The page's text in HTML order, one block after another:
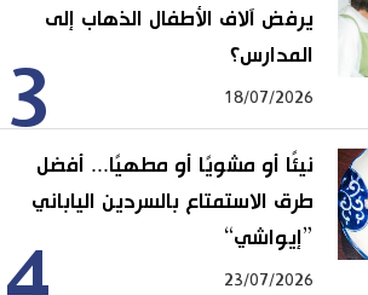
3
يرفض آلاف الأطفال الذهاب إلى
المدارس؟
18/07/2026
نيئًا أو مشويًا أو مطهيًا... أفضل
طرق الاستمتاع بالسردين الياباني
”إيواشي“
23/07/2026